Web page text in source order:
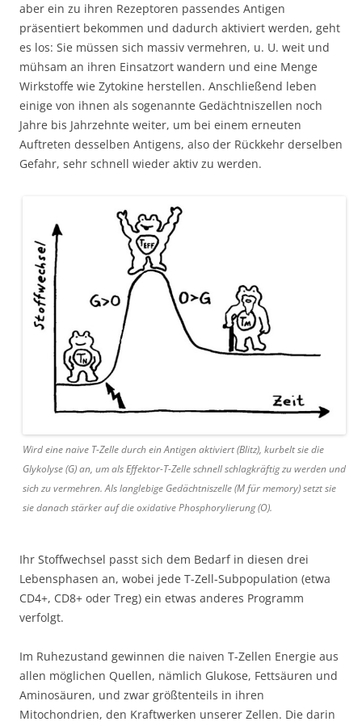
aber ein zu ihren Rezeptoren passendes Antigen
präsentiert bekommen und dadurch aktiviert werden, geht
es los: Sie müssen sich massiv vermehren, u. U. weit und
mühsam an ihren Einsatzort wandern und eine Menge
Wirkstoffe wie Zytokine herstellen. Anschließend leben
einige von ihnen als sogenannte Gedächtniszellen noch
Jahre bis Jahrzehnte weiter, um bei einem erneuten
Auftreten desselben Antigens, also der Rückkehr derselben
Gefahr, sehr schnell wieder aktiv zu werden.
Wird eine naive T-Zelle durch ein Antigen aktiviert (Blitz), kurbelt sie die
Glykolyse (G) an, um als Effektor-T-Zelle schnell schlagkräftig zu werden und
sich zu vermehren. Als langlebige Gedächtniszelle (M für memory) setzt sie
sie danach stärker auf die oxidative Phosphorylierung (O).
Ihr Stoffwechsel passt sich dem Bedarf in diesen drei
Lebensphasen an, wobei jede T-Zell-Subpopulation (etwa
CD4+, CD8+ oder Treg) ein etwas anderes Programm
verfolgt.
Im Ruhezustand gewinnen die naiven T-Zellen Energie aus
allen möglichen Quellen, nämlich Glukose, Fettsäuren und
Aminosäuren, und zwar größtenteils in ihren
Mitochondrien, den Kraftwerken unserer Zellen. Die darin